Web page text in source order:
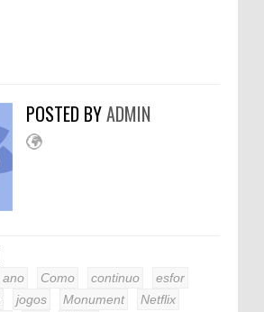
POSTED BYADMIN
ano Como continuo
esfor
jogos Monument
Netflix